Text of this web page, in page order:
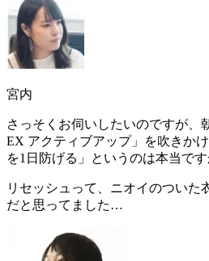
宮内
さっそくお伺いしたいのですが、
EX アクティブアップ」を吹きか
を1日防げる」というのは本当です
リセッシュって、ニオイのついた
だと思ってました…